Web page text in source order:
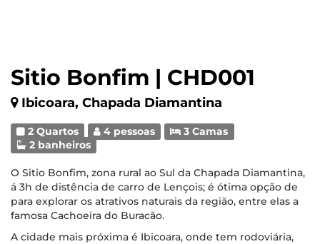
Sitio Bonfim | CHD001
Ibicoara, Chapada Diamantina
2 Quartos 4 pessoas
3 Camas
2 banheiros
O Sitio Bonfim, zona rural ao Sul da Chapada Diamantina,
á 3h de distência de carro de Lençois; é ótima opção de
para explorar os atrativos naturais da região, entre elas a
famosa Cachoeira do Buracão.
A cidade mais próxima é Ibicoara, onde tem rodoviária,